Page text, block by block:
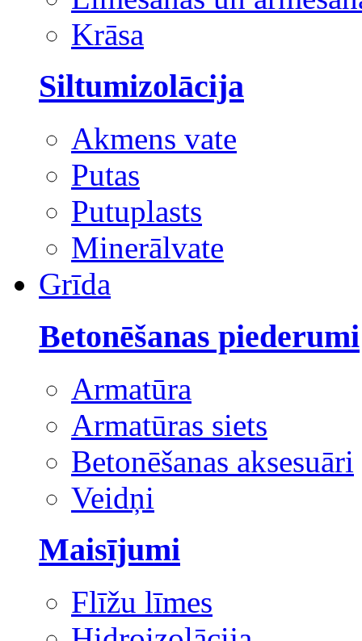
Krāsa
Siltumizolācija
Akmens vate
Putas
Putuplasts
Minerālvate
Grīda
Betonēšanas piederumi
Armatūra
Armatūras siets
Betonēšanas aksesuāri
Veidņi
Maisījumi
Flīžu līmes